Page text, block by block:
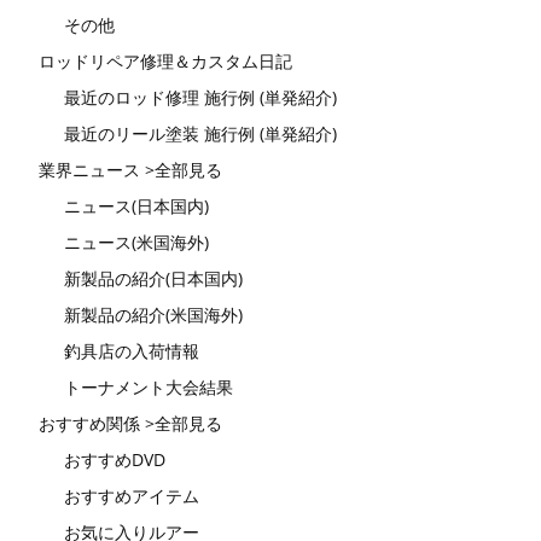
その他
ロッドリペア修理＆カスタム日記
最近のロッド修理 施行例 (単発紹介)
最近のリール塗装 施行例 (単発紹介)
業界ニュース >全部見る
ニュース(日本国内)
ニュース(米国海外)
新製品の紹介(日本国内)
新製品の紹介(米国海外)
釣具店の入荷情報
トーナメント大会結果
おすすめ関係 >全部見る
おすすめDVD
おすすめアイテム
お気に入りルアー